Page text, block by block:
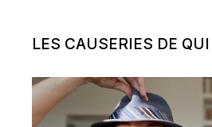
LES CAUSERIES DE QUI